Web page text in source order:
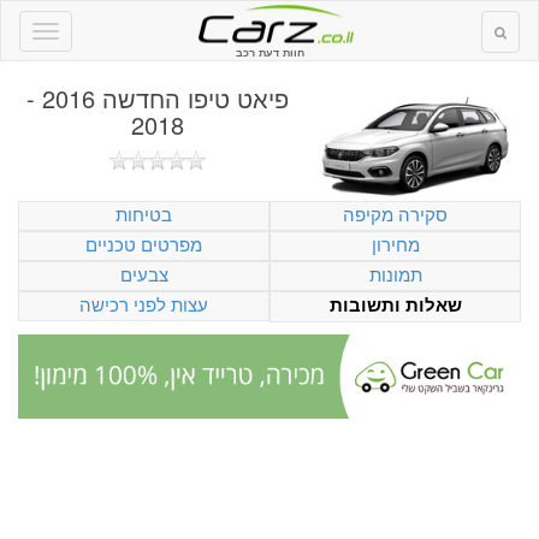
חוות דעת רכב
פיאט טיפו החדשה 2016 -
2018
סקירה מקיפה
בטיחות
מחירון
מפרטים טכניים
תמונות
צבעים
שאלות ותשובות
עצות לפני רכישה